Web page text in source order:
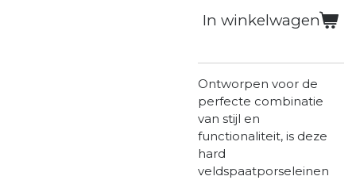
In winkelwagen
Ontworpen voor de
perfecte combinatie
van stijl en
functionaliteit, is deze
hard
veldspaatporseleinen